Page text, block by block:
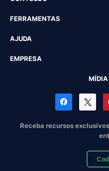
FERRAMENTAS
AJUDA
EMPRESA
Receba recursos